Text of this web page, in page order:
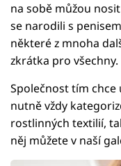
na sobě můžou
se narodili s
některé z mnoha
zkrátka pro všechny.
Společnost tím
nutně vždy
rostlinných textilií,
něj můžete v naší